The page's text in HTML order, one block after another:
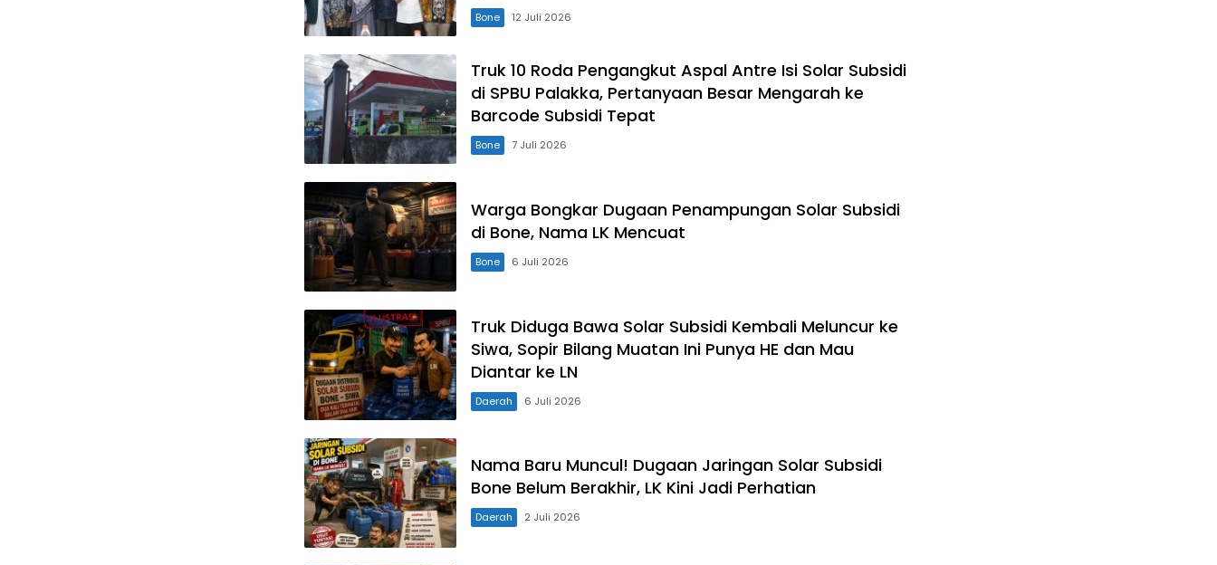
Bone 12 Juli 2026
Truk 10 Roda Pengangkut Aspal Antre Isi Solar Subsidi
di SPBU Palakka, Pertanyaan Besar Mengarah ke
Barcode Subsidi Tepat
Bone 7 Juli 2026
Warga Bongkar Dugaan Penampungan Solar Subsidi
di Bone, Nama LK Mencuat
Bone 6 Juli 2026
Truk Diduga Bawa Solar Subsidi Kembali Meluncur ke
Siwa, Sopir Bilang Muatan Ini Punya HE dan Mau
Diantar ke LN
Daerah 6 Juli 2026
Nama Baru Muncul! Dugaan Jaringan Solar Subsidi
Bone Belum Berakhir, LK Kini Jadi Perhatian
Daerah 2 Juli 2026